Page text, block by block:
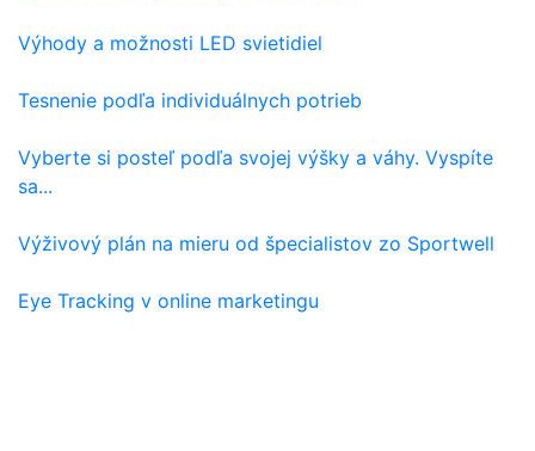
Výhody a možnosti LED svietidiel
Tesnenie podľa individuálnych potrieb
Vyberte si posteľ podľa svojej výšky a váhy. Vyspíte
sa...
Výživový plán na mieru od špecialistov zo Sportwell
Eye Tracking v online marketingu